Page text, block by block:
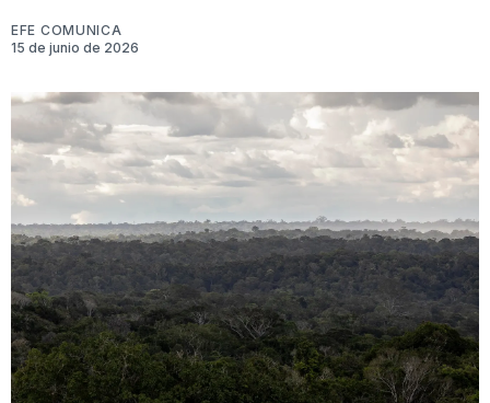
EFE COMUNICA
15 de junio de 2026